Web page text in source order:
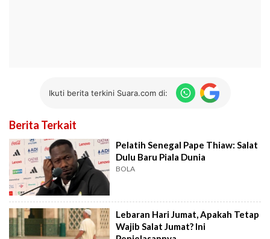
Ikuti berita terkini Suara.com di:
Berita Terkait
Pelatih Senegal Pape Thiaw: Salat
Dulu Baru Piala Dunia
BOLA
Lebaran Hari Jumat, Apakah Tetap
Wajib Salat Jumat? Ini